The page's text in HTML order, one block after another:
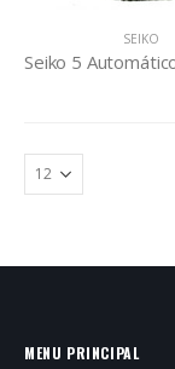
SEIKO
MENU PRINCIPAL